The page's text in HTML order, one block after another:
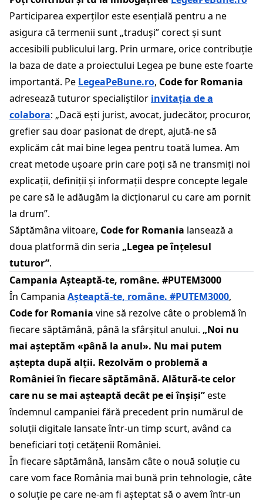
Participarea experților este esențială pentru a ne
asigura că termenii sunt „traduși” corect și sunt
accesibili publicului larg. Prin urmare, orice contribuție
la baza de date a proiectului Legea pe bune este foarte
importantă. Pe LegeaPeBune.ro, Code for Romania
adresează tuturor specialiștilor invitația de a
colabora: „Dacă ești jurist, avocat, judecător, procuror,
grefier sau doar pasionat de drept, ajută-ne să
explicăm cât mai bine legea pentru toată lumea. Am
creat metode ușoare prin care poți să ne transmiți noi
explicații, definiții și informații despre concepte legale
pe care să le adăugăm la dicționarul cu care am pornit
la drum”.
Săptămâna viitoare, Code for Romania lansează a
doua platformă din seria „Legea pe înțelesul
tuturor”.
Campania Așteaptă-te, române. #PUTEM3000
În Campania Așteaptă-te, române. #PUTEM3000,
Code for Romania vine să rezolve câte o problemă în
fiecare săptămână, până la sfârșitul anului. „Noi nu
mai așteptăm «până la anul». Nu mai putem
aștepta după alții. Rezolvăm o problemă a
României în fiecare săptămână. Alătură-te celor
care nu se mai așteaptă decât pe ei înșiși”este
îndemnul campaniei fără precedent prin numărul de
soluții digitale lansate într-un timp scurt, având ca
beneficiari toți cetățenii României.
În fiecare săptămână, lansăm câte o nouă soluție cu
care vom face România mai bună prin tehnologie, câte
o soluție pe care ne-am fi așteptat să o avem într-un